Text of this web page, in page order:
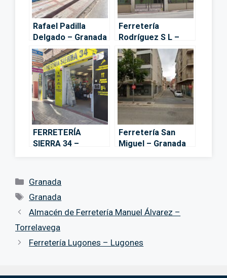
Rafael Padilla
Delgado – Granada
Ferretería
Rodríguez S L –
Granada
FERRETERÍA
SIERRA 34 –
Ferretería San
Miguel – Granada
Categorías
Granada
Etiquetas
Granada
Almacén de Ferretería Manuel Álvarez –
Torrelavega
Ferretería Lugones – Lugones